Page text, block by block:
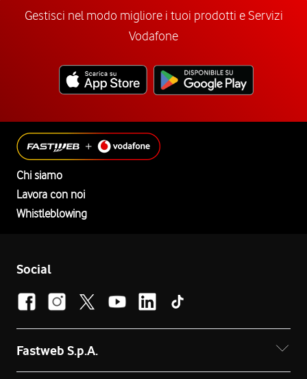
Gestisci nel modo migliore i tuoi prodotti e Servizi
Vodafone
Chi siamo
Lavora con noi
Whistleblowing
Social
Fastweb S.p.A.